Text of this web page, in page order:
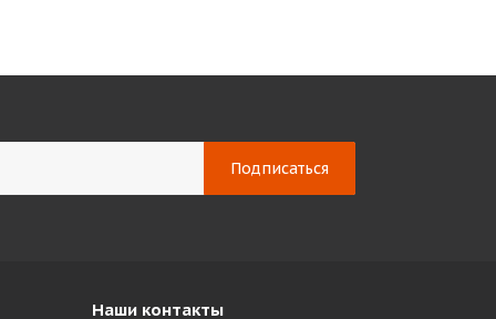
Наши контакты